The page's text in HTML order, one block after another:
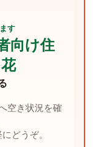
す
向け住
空き状況を確
どうぞ。